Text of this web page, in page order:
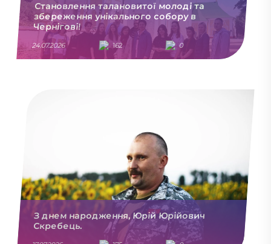
Становлення талановитої молоді та
збереження унікального собору в
Чернігові!
24.07.2026 162 0
З днем народження, Юрій Юрійович
Скребець.